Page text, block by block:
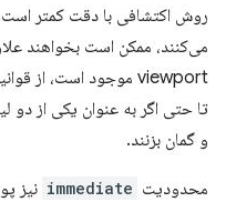
روش اکتشافی با دقت کمتر
می‌کنند، ممکن است بخواهند
viewport موجود است، از قوانین
تا حتی اگر به عنوان یکی از
و گمان بزنند.
محدودیت immediate نیز